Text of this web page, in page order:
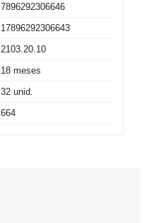
7896292306646
17896292306643
2103.20.10
18 meses
32 unid.
664